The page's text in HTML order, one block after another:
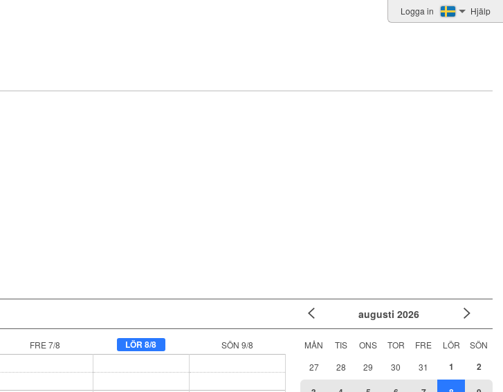
Logga in Hjälp
augusti 2026
MÅN TIS ONS TOR FRE LÖR
SÖN
27
28 29 30 31 1 2
FRE 7/8 LÖR 8/8
SÖN 9/8